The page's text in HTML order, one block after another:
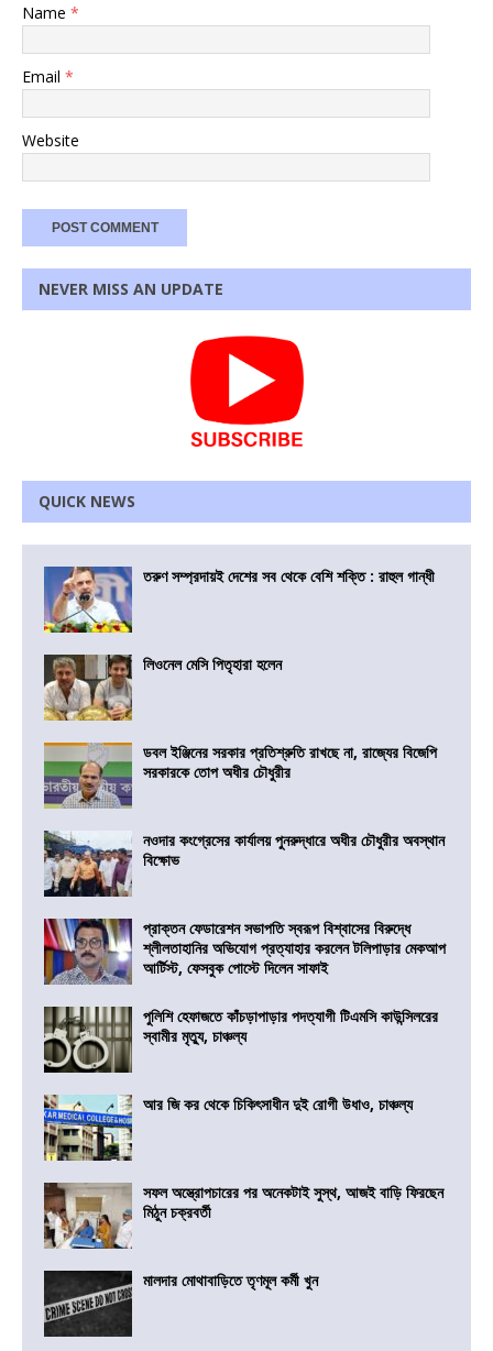
Name *
Email *
Website
NEVER MISS AN UPDATE
QUICK NEWS
তরুণ সম্প্রদায়ই দেশের সব থেকে বেশি শক্তি : রাহুল গান্ধী
লিওনেল মেসি পিতৃহারা হলেন
ডবল ইঞ্জিনের সরকার প্রতিশ্রুতি রাখছে না, রাজ্যের বিজেপি
সরকারকে তোপ অধীর চৌধুরীর
নওদার কংগ্রেসের কার্যালয় পুনরুদ্ধারে অধীর চৌধুরীর অবস্থান
বিক্ষোভ
প্রাক্তন ফেডারেশন সভাপতি স্বরূপ বিশ্বাসের বিরুদ্ধে
শ্লীলতাহানির অভিযোগ প্রত্যাহার করলেন টলিপাড়ার মেকআপ
আর্টিস্ট, ফেসবুক পোস্টে দিলেন সাফাই
পুলিশি হেফাজতে কাঁচড়াপাড়ার পদত্যাগী টিএমসি কাউন্সিলরের
স্বামীর মৃত্যু, চাঞ্চল্য
আর জি কর থেকে চিকিৎসাধীন দুই রোগী উধাও, চাঞ্চল্য
সফল অস্ত্রোপচারের পর অনেকটাই সুস্থ, আজই বাড়ি ফিরছেন
মিঠুন চক্রবর্তী
মালদার মোথাবাড়িতে তৃণমূল কর্মী খুন